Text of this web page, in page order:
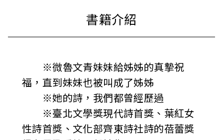
※微魯文青妹妹給姊姊的真摯祝
福，直到妹妹也被叫成了姊姊
※她的詩，我們都曾經歷過
※臺北文學獎現代詩首獎、葉紅女
性詩首獎、文化部齊東詩社詩的蓓蕾獎